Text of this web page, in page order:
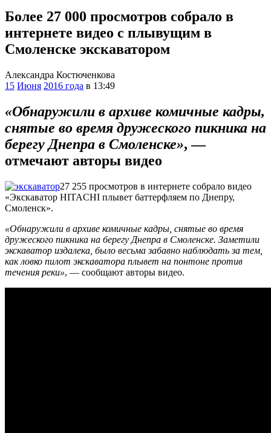
Более 27 000 просмотров собрало в
интернете видео с плывущим в
Смоленске экскаватором
Александра Костюченкова
15 Июня 2016 года в 13:49
«Обнаружили в архиве комичные кадры,
снятые во время дружеского пикника на
берегу Днепра в Смоленске», —
отмечают авторы видео
27 255 просмотров в интернете собрало видео
«Экскаватор HITACHI плывет баттерфляем по Днепру,
Смоленск».
«Обнаружили в архиве комичные кадры, снятые во время
дружеского пикника на берегу Днепра в Смоленске. Заметили
экскаватор издалека, было весьма забавно наблюдать за тем,
как ловко пилот экскаватора плывет на понтоне против
течения реки», — сообщают авторы видео.